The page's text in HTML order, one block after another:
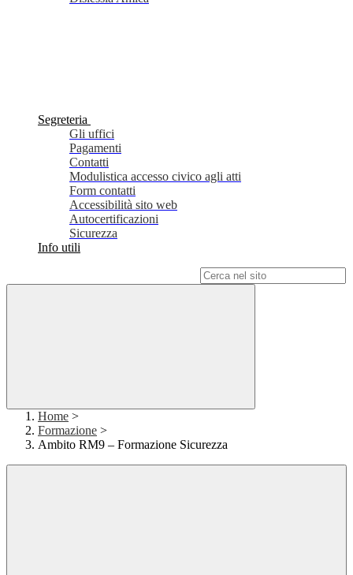
Segreteria
Gli uffici
Pagamenti
Contatti
Modulistica accesso civico agli atti
Form contatti
Accessibilità sito web
Autocertificazioni
Sicurezza
Info utili
Home >
Formazione >
Ambito RM9 – Formazione Sicurezza